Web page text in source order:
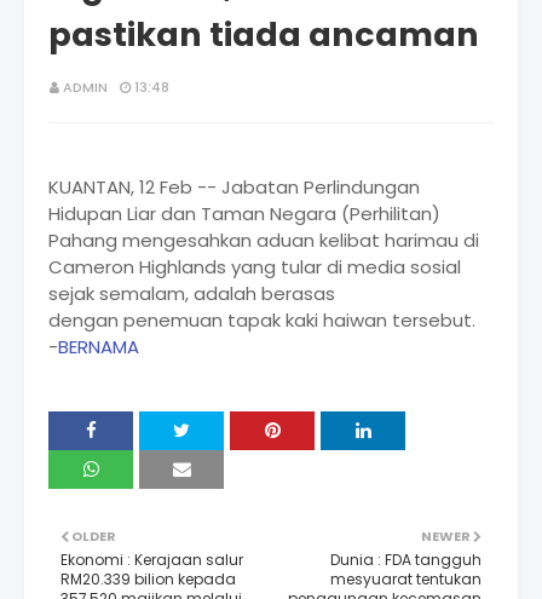
pastikan tiada ancaman
ADMIN 13:48
KUANTAN, 12 Feb -- Jabatan Perlindungan
Hidupan Liar dan Taman Negara (Perhilitan)
Pahang mengesahkan aduan kelibat harimau di
Cameron Highlands yang tular di media sosial
sejak semalam, adalah berasas
dengan penemuan tapak kaki haiwan tersebut.
-BERNAMA
NEWER
Dunia : FDA tangguh
mesyuarat tentukan
OLDER
Ekonomi : Kerajaan salur
RM20.339 bilion kepada